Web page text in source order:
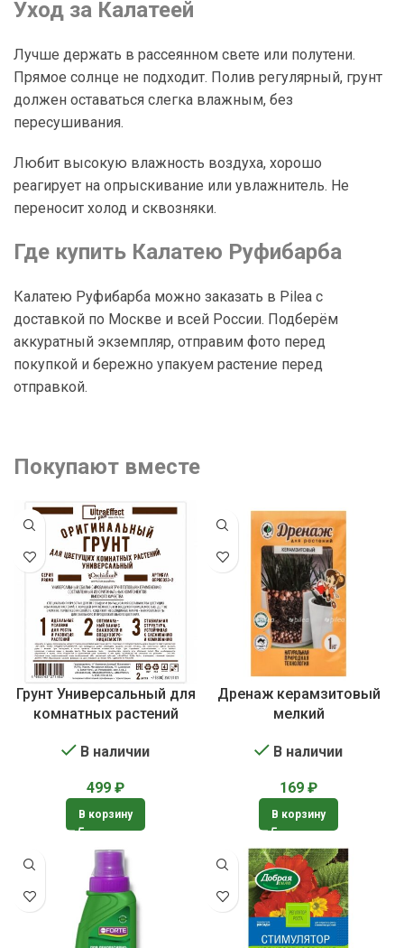
Уход за Калатеей
Лучше держать в рассеянном свете или полутени.
Прямое солнце не подходит. Полив регулярный, грунт
должен оставаться слегка влажным, без
пересушивания.
Любит высокую влажность воздуха, хорошо
реагирует на опрыскивание или увлажнитель. Не
переносит холод и сквозняки.
Где купить Калатею Руфибарба
Калатею Руфибарба можно заказать в Pilea с
доставкой по Москве и всей России. Подберём
аккуратный экземпляр, отправим фото перед
покупкой и бережно упакуем растение перед
отправкой.
Покупают вместе
Грунт Универсальный для
комнатных растений
В наличии
499 ₽
В корзину
Дренаж керамзитовый
мелкий
В наличии
169 ₽
В корзину